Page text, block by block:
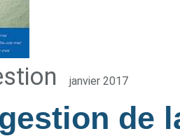
janvier 2017
de